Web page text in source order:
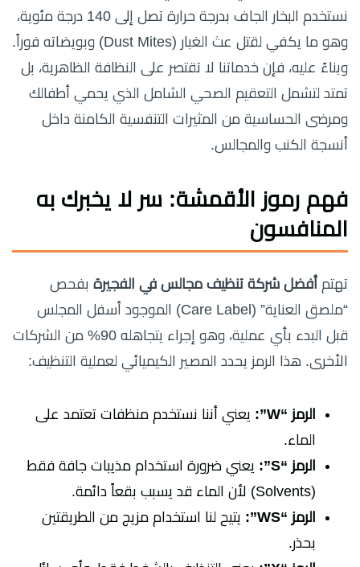
نستخدم البخار الجاف بدرجة حرارة تصل إلى 140 درجة مئوية،
وهو ما يكفي لقتل عث الغبار (Dust Mites) وبويضاته فوراً.
وبناءً عليه، فإن خدماتنا لا تقتصر على النظافة الظاهرية، بل
تمتد لتشمل التعقيم الصحي الشامل الذي يحمي أطفالك
ومرضى الحساسية من المثيرات التنفسية الكامنة داخل
أنسجة الكنب والمجالس.
فهم رموز الأقمشة: سر لا يخبرك به
المنافسون
تهتم أفضل شركة تنظيف مجالس في الفجيرة بفحص
“ملصق العناية” (Care Label) الموجود أسفل المجلس
قبل البدء بأي عملية، وهو إجراء يتجاهله 90% من الشركات
الأخرى. هذا الرمز يحدد المصير الكيميائي لعملية التنظيف:
الرمز “W”:
يعني أننا نستخدم منظفات تعتمد على
الماء.
الرمز “S”:
يعني ضرورة استخدام مذيبات جافة فقط
(Solvents) لأن الماء قد يسبب بقعاً دائمة.
الرمز “WS”:
يتيح لنا استخدام مزيج من الطريقتين
بحذر.